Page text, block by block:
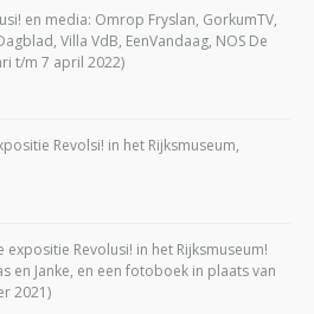
en media: Omrop Fryslan, GorkumTV,
Villa VdB, EenVandaag, NOS De
t/m 7 april 2022)
Revolsi! in het Rijksmuseum,
expositie Revolusi! in het Rijksmuseum!
en Janke, en een fotoboek in plaats van
2021)